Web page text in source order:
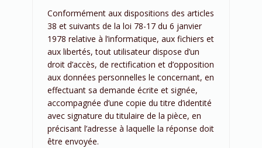
Conformément aux dispositions des articles
38 et suivants de la loi 78-17 du 6 janvier
1978 relative à l’informatique, aux fichiers et
aux libertés, tout utilisateur dispose d’un
droit d’accès, de rectification et d’opposition
aux données personnelles le concernant, en
effectuant sa demande écrite et signée,
accompagnée d’une copie du titre d’identité
avec signature du titulaire de la pièce, en
précisant l’adresse à laquelle la réponse doit
être envoyée.